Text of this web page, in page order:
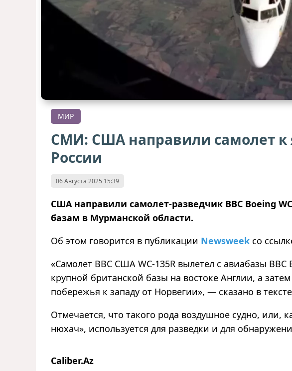
МИР
СМИ: США направили самолет
России
06 Августа 2025 15:39
США направили самолет-разведчик ВВС Boeing
базам в Мурманской области.
Об этом говорится в публикации Newsweek со
«Самолет ВВС США WC-135R вылетел с авиабазы
крупной британской базы на востоке Англии, а
побережья к западу от Норвегии», — сказано в
Отмечается, что такого рода воздушное судно, или,
нюхач», используется для разведки и для
Caliber.Az